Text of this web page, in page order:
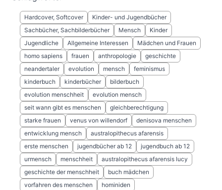
Hardcover, Softcover
Kinder- und Jugendbücher
Sachbücher, Sachbilderbücher
Mensch
Kinder
Jugendliche
Allgemeine Interessen
Mädchen und Frauen
homo sapiens
frauen anthropologie
geschichte
neandertaler
evolution mensch
feminismus
kinderbuch
kinderbücher
bilderbuch
evolution menschheit
evolution mensch
seit wann gibt es menschen
gleichberechtigung
starke frauen
venus von willendorf
denisova menschen
entwicklung mensch
australopithecus afarensis
erste menschen
jugendbücher ab 12
jugendbuch ab 12
urmensch
menschheit
australopithecus afarensis lucy
geschichte der menschheit
buch mädchen
vorfahren des menschen
hominiden